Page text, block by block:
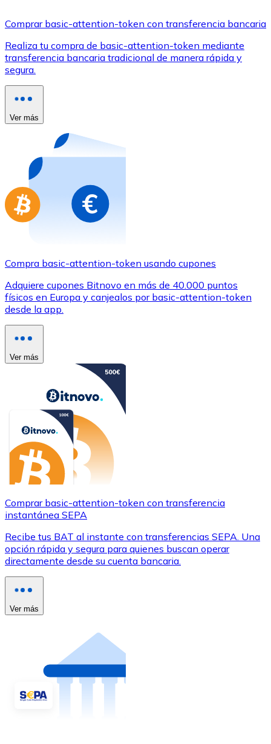
Tienda - Tarjetas regalo
Nuevo
Compra tarjetas regalo de tus marcas favoritas con
Comprar basic-attention-token con transferencia bancaria
Realiza tu compra de basic-attention-token mediante
transferencia bancaria tradicional de manera rápida y
segura.
Ver más
Compra basic-attention-token usando cupones
Adquiere cupones Bitnovo en más de 40.000 puntos
físicos en Europa y canjealos por basic-attention-token
desde la app.
Ver más
Comprar basic-attention-token con transferencia
instantánea SEPA
Recibe tus BAT al instante con transferencias SEPA. Una
opción rápida y segura para quienes buscan operar
directamente desde su cuenta bancaria.
Ver más